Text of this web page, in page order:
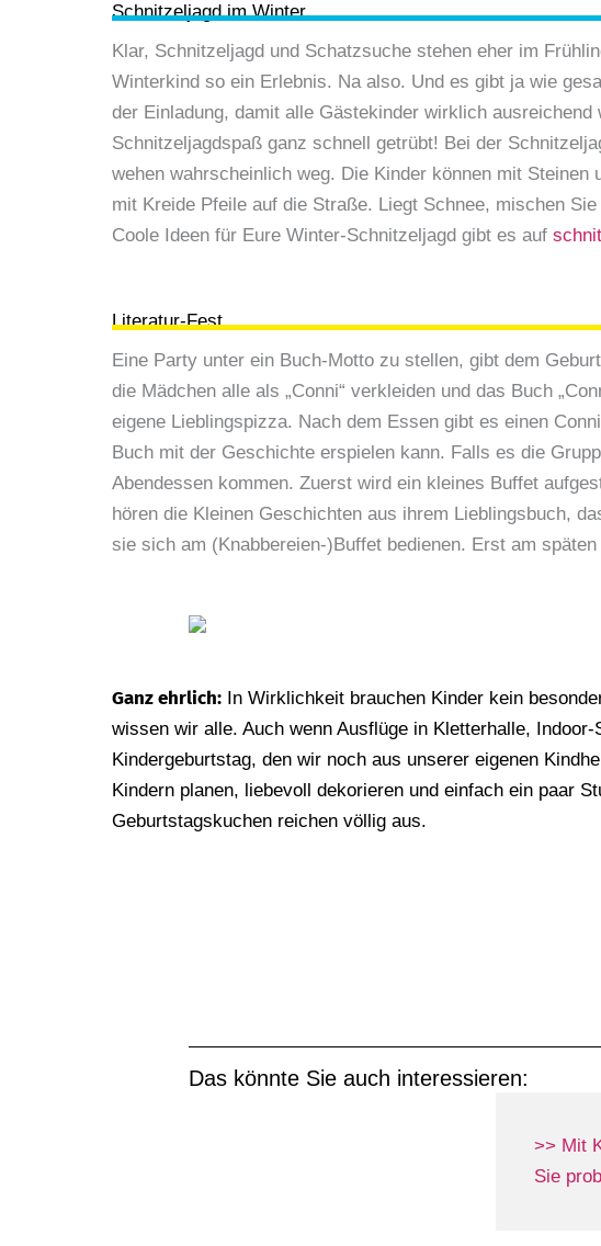
Schnitzeljagd im Winter
Klar, Schnitzeljagd und Schatzsuche stehen eher im
Winterkind so ein Erlebnis. Na also. Und es gibt ja wie
der Einladung, damit alle Gästekinder wirklich
Schnitzeljagdspaß ganz schnell getrübt! Bei der
wehen wahrscheinlich weg. Die Kinder können mit
mit Kreide Pfeile auf die Straße. Liegt Schnee, mischen
Coole Ideen für Eure Winter-Schnitzeljagd gibt es auf
Literatur-Fest
Eine Party unter ein Buch-Motto zu stellen, gibt dem
die Mädchen alle als „Conni“ verkleiden und das Buch
eigene Lieblingspizza. Nach dem Essen gibt es einen
Buch mit der Geschichte erspielen kann. Falls es die
Abendessen kommen. Zuerst wird ein kleines Buffet
hören die Kleinen Geschichten aus ihrem Lieblingsbuch,
sie sich am (Knabbereien-)Buffet bedienen. Erst am
Ganz ehrlich: In Wirklichkeit brauchen Kinder kein
wissen wir alle. Auch wenn Ausflüge in Kletterhalle,
Kindergeburtstag, den wir noch aus unserer eigenen
Kindern ­planen, liebevoll dekorieren und einfach ein paar
Geburtstagskuchen reichen völlig aus.
Das könnte Sie auch interessieren:
>> Mit
Sie